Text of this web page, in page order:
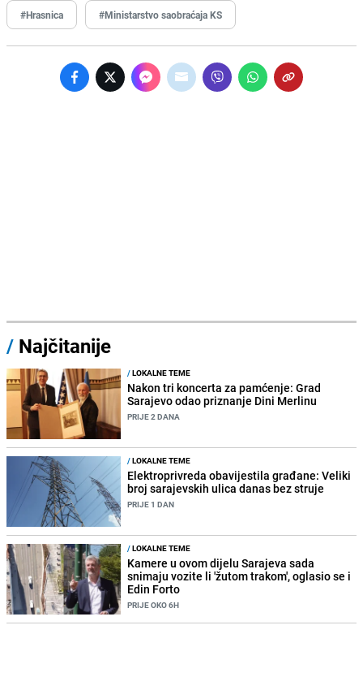
#Hrasnica #Ministarstvo saobraćaja KS
/ Najčitanije
/LOKALNE TEME
Nakon tri koncerta za pamćenje: Grad
Sarajevo odao priznanje Dini Merlinu
PRIJE 2 DANA
/LOKALNE TEME
Elektroprivreda obavijestila građane: Veliki
broj sarajevskih ulica danas bez struje
PRIJE 1 DAN
/LOKALNE TEME
Kamere u ovom dijelu Sarajeva sada
snimaju vozite li 'žutom trakom', oglasio se i
Edin Forto
PRIJE OKO 6H